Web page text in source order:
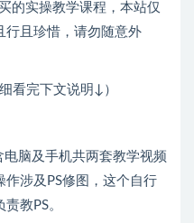
的实操教学课程，本站仅
行且珍惜，请勿随意外
看完下文说明↓）
脑及手机共两套教学视频
涉及PS修图，这个自行
教PS。